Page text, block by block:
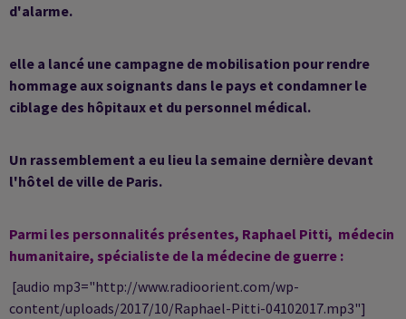
d'alarme.
elle a lancé une campagne de mobilisation pour rendre
hommage aux soignants dans le pays et condamner le
ciblage des hôpitaux et du personnel médical.
Un rassemblement a eu lieu la semaine dernière devant
l'hôtel de ville de Paris.
Parmi les personnalités présentes, Raphael Pitti, médecin
humanitaire, spécialiste de la médecine de guerre :
[audio mp3="http://www.radioorient.com/wp-
content/uploads/2017/10/Raphael-Pitti-04102017.mp3"]